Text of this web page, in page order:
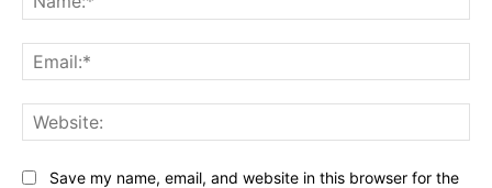
Save my name, email, and website in this browser for the